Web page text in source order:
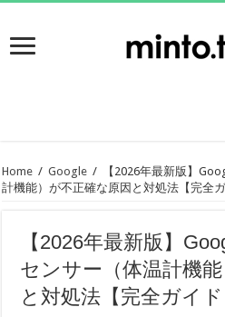
Home / Google /
【2026年最新版】
計機能）が不正確な原因と対処法【完全ガ
【2026年最新版】
センサー（体温計機
と対処法【完全ガイド